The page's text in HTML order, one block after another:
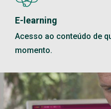
E-learning
Acesso ao conteúdo de
momento.